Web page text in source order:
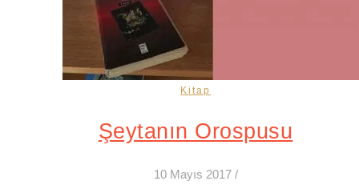
Kitap
Şeytanın Orospusu
10 Mayıs 2017 /